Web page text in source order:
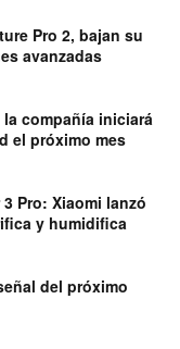
Pro 2, bajan su
avanzadas
compañía iniciará
el próximo mes
Pro: Xiaomi lanzó
y humidifica
del próximo